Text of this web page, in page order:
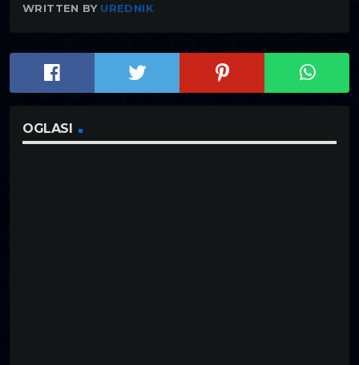
WRITTEN BY UREDNIK
OGLASI